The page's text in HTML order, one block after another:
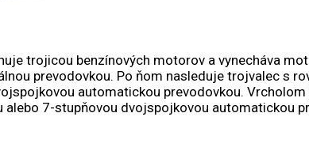
trojicou benzínových motorov a vynecháva
prevodovkou. Po ňom nasleduje trojvalec s
automatickou prevodovkou.
7-stupňovou dvojspojkovou automatickou